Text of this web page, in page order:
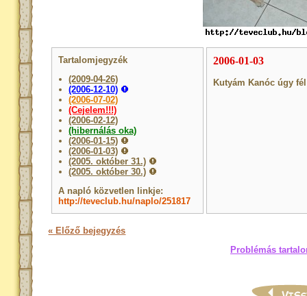
Tartalomjegyzék
(2009-04-26)
(2006-12-10)
(2006-07-02)
(Cejelem!!!)
(2006-02-12)
(hibernálás oka)
(2006-01-15)
(2006-01-03)
(2005. október 31.)
(2005. október 30.)
A napló közvetlen linkje:
http://teveclub.hu/naplo/251817
2006-01-03
Kutyám Kanóc úgy
« Előző bejegyzés
Problémás